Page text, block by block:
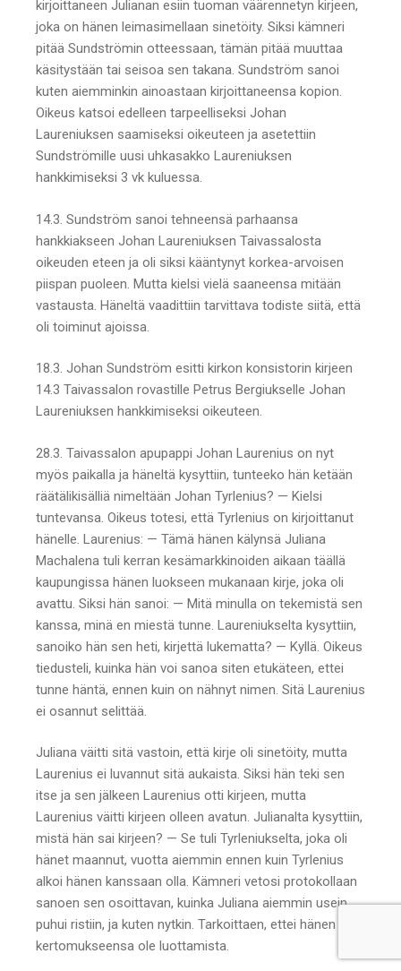
kirjoittaneen Julianan esiin tuoman väärennetyn kirjeen,
joka on hänen leimasimellaan sinetöity. Siksi kämneri
pitää Sundströmin otteessaan, tämän pitää muuttaa
käsitystään tai seisoa sen takana. Sundström sanoi
kuten aiemminkin ainoastaan kirjoittaneensa kopion.
Oikeus katsoi edelleen tarpeelliseksi Johan
Laureniuksen saamiseksi oikeuteen ja asetettiin
Sundströmille uusi uhkasakko Laureniuksen
hankkimiseksi 3 vk kuluessa.
14.3. Sundström sanoi tehneensä parhaansa
hankkiakseen Johan Laureniuksen Taivassalosta
oikeuden eteen ja oli siksi kääntynyt korkea-arvoisen
piispan puoleen. Mutta kielsi vielä saaneensa mitään
vastausta. Häneltä vaadittiin tarvittava todiste siitä, että
oli toiminut ajoissa.
18.3. Johan Sundström esitti kirkon konsistorin kirjeen
14.3 Taivassalon rovastille Petrus Bergiukselle Johan
Laureniuksen hankkimiseksi oikeuteen.
28.3. Taivassalon apupappi Johan Laurenius on nyt
myös paikalla ja häneltä kysyttiin, tunteeko hän ketään
räätälikisälliä nimeltään Johan Tyrlenius? — Kielsi
tuntevansa. Oikeus totesi, että Tyrlenius on kirjoittanut
hänelle. Laurenius: — Tämä hänen kälynsä Juliana
Machalena tuli kerran kesämarkkinoiden aikaan täällä
kaupungissa hänen luokseen mukanaan kirje, joka oli
avattu. Siksi hän sanoi: — Mitä minulla on tekemistä sen
kanssa, minä en miestä tunne. Laureniukselta kysyttiin,
sanoiko hän sen heti, kirjettä lukematta? — Kyllä. Oikeus
tiedusteli, kuinka hän voi sanoa siten etukäteen, ettei
tunne häntä, ennen kuin on nähnyt nimen. Sitä Laurenius
ei osannut selittää.
Juliana väitti sitä vastoin, että kirje oli sinetöity, mutta
Laurenius ei luvannut sitä aukaista. Siksi hän teki sen
itse ja sen jälkeen Laurenius otti kirjeen, mutta
Laurenius väitti kirjeen olleen avatun. Julianalta kysyttiin,
mistä hän sai kirjeen? — Se tuli Tyrleniukselta, joka oli
hänet maannut, vuotta aiemmin ennen kuin Tyrlenius
alkoi hänen kanssaan olla. Kämneri vetosi protokollaan
sanoen sen osoittavan, kuinka Juliana aiemmin usein
puhui ristiin, ja kuten nytkin. Tarkoittaen, ettei hänen
kertomukseensa ole luottamista.